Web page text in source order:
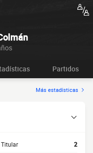
Partidos
Más estadísticas
Titular 2